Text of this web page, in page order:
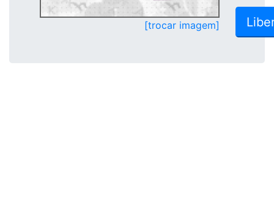
[trocar imagem]